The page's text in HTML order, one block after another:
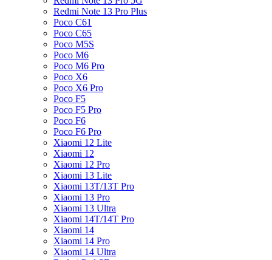
Redmi Note 13 Pro Plus
Poco C61
Poco C65
Poco M5S
Poco M6
Poco M6 Pro
Poco X6
Poco X6 Pro
Poco F5
Poco F5 Pro
Poco F6
Poco F6 Pro
Xiaomi 12 Lite
Xiaomi 12
Xiaomi 12 Pro
Xiaomi 13 Lite
Xiaomi 13T/13T Pro
Xiaomi 13 Pro
Xiaomi 13 Ultra
Xiaomi 14T/14T Pro
Xiaomi 14
Xiaomi 14 Pro
Xiaomi 14 Ultra